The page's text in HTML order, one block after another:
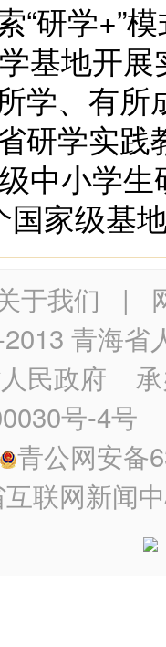
“研学+”
基地开
学、有所
学实践
中小学
家级基
于我们 |
青海省
民政府 承
号-4号
青公网安备
联网新闻